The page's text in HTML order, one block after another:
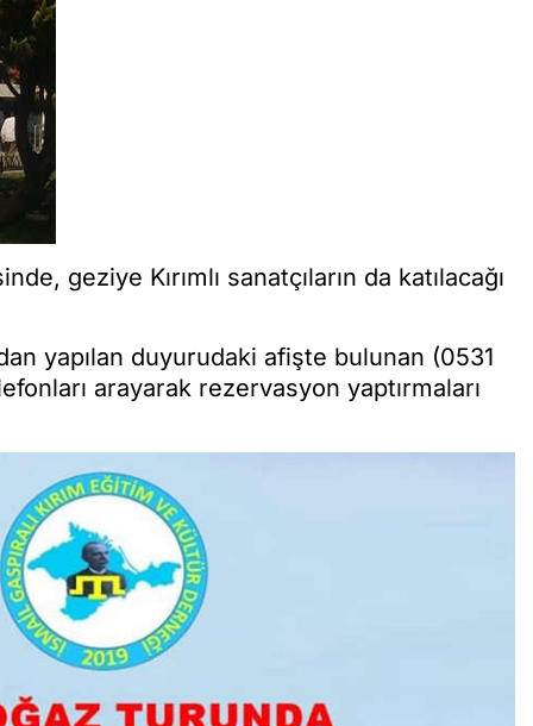
geziye Kırımlı sanatçıların da katılacağı
yapılan duyurudaki afişte bulunan (0531
arayarak rezervasyon yaptırmaları